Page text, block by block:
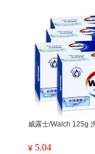
威露士/Walch 125g
¥ 5.04